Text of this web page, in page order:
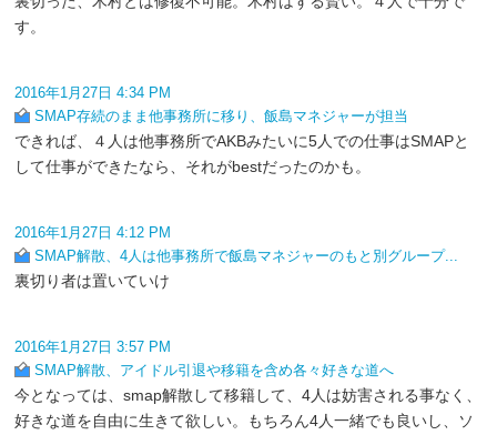
す。
2016年1月27日 4:34 PM
SMAP存続のまま他事務所に移り、飯島マネジャーが担当
できれば、４人は他事務所でAKBみたいに5人での仕事はSMAPと
して仕事ができたなら、それがbestだったのかも。
2016年1月27日 4:12 PM
SMAP解散、4人は他事務所で飯島マネジャーのもと別グループ...
裏切り者は置いていけ
2016年1月27日 3:57 PM
SMAP解散、アイドル引退や移籍を含め各々好きな道へ
今となっては、smap解散して移籍して、4人は妨害される事なく、
好きな道を自由に生きて欲しい。もちろん4人一緒でも良いし、ソ